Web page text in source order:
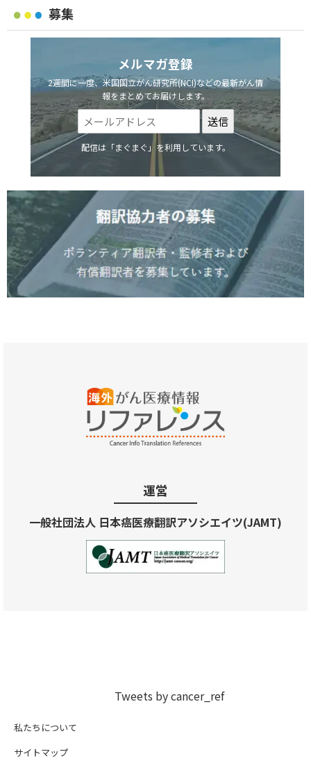
募集
メルマガ登録
2週間に一度、米国国立がん研究所(NCI)などの最新がん情
報をまとめてお届けします。
配信は「まぐまぐ」を利用しています。
運営
一般社団法人 日本癌医療翻訳アソシエイツ(JAMT)
Tweets by cancer_ref
私たちについて
サイトマップ